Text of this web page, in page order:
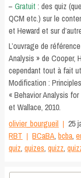
–Gratuit : des quiz
QCM etc.) sur le
et Heward et sur
L’ouvrage de
Analysis » de Cooper,
cependant tout à fait
Modification :
« Behavior Analysis
et Wallace, 2010.
olivier_bourgueil
25
RBT
BCaBA,bcba,
quiz,quizes,quizz,